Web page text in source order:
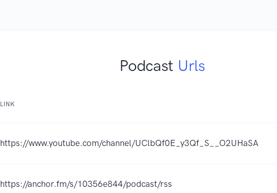
Podcast Urls
LINK
https://www.youtube.com/channel/UClbQf0E_y3Qf_S__O2UHaSA
https://anchor.fm/s/10356e844/podcast/rss